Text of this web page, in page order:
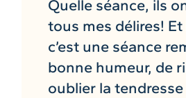
Quelle séance, ils
tous mes délires!
c’est une séance
bonne humeur, de
oublier la